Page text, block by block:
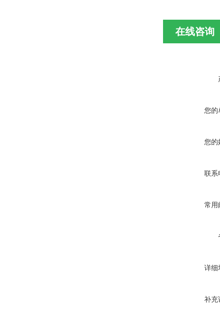
在线咨询
您的
您的
联系
常用
详细
补充